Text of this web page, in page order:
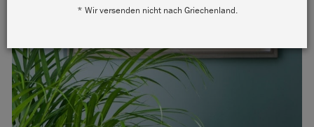
* Wir versenden nicht nach Griechenland.